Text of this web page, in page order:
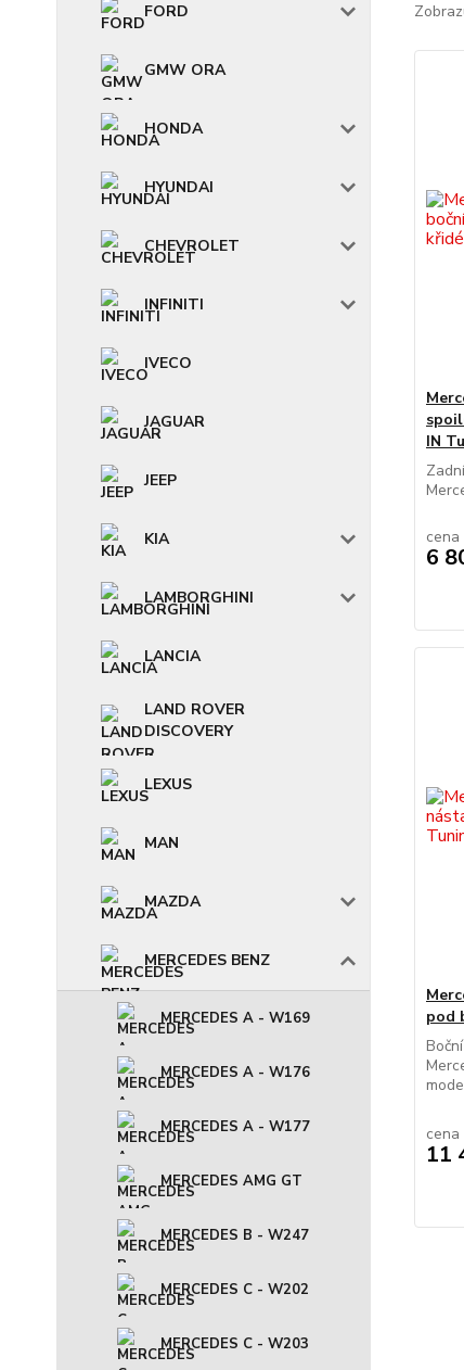
FORD
GMW ORA
HONDA
HYUNDAI
CHEVROLET
INFINITI
IVECO
JAGUAR
JEEP
KIA
LAMBORGHINI
LANCIA
LAND ROVER
DISCOVERY
LEXUS
MAN
MAZDA
MERCEDES BENZ
MERCEDES A - W169
MERCEDES A - W176
MERCEDES A - W177
MERCEDES AMG GT
MERCEDES B - W247
MERCEDES C - W202
MERCEDES C - W203
IN
cena
6
pod
cena
11